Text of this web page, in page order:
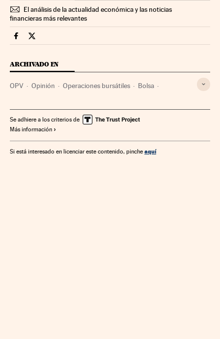
El análisis de la actualidad económica y las noticias
financieras más relevantes
Mercados Financieros Cinco Días en Facebook
Mercados Financieros Cinco Días en Twitter
ARCHIVADO EN
OPV Opinión Operaciones bursátiles Bolsa
Se adhiere a los criterios de
Más información
Si está interesado en licenciar este contenido, pinche aquí